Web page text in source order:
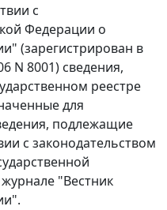
с
Федерации о
(зарегистрирован в
N 8001) сведения,
реестре
для
подлежащие
с законодательством
"Вестник